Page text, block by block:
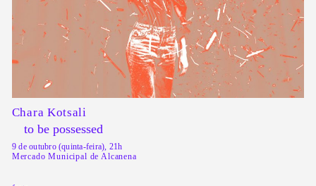
Chara Kotsali
to be possessed
9 de outubro (quinta-feira), 21h
Mercado Municipal de Alcanena